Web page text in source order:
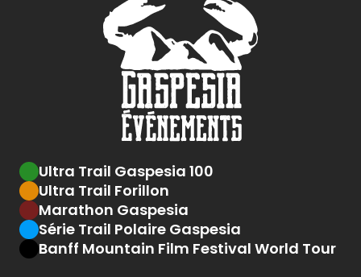
Ultra Trail Gaspesia 100
Ultra Trail Forillon
Marathon Gaspesia
Série Trail Polaire Gaspesia
Banff Mountain Film Festival World Tour